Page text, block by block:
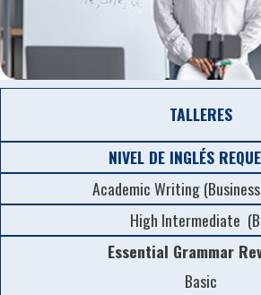
TALLERES
NIVEL DE INGLÉS
Academic Writing
High Intermediate
Essential Grammar
Basic